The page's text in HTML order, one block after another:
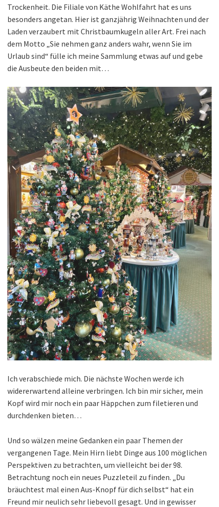
Trockenheit. Die Filiale von Käthe Wohlfahrt hat es uns
besonders angetan. Hier ist ganzjährig Weihnachten und der
Laden verzaubert mit Christbaumkugeln aller Art. Frei nach
dem Motto „Sie nehmen ganz anders wahr, wenn Sie im
Urlaub sind“ fülle ich meine Sammlung etwas auf und gebe
die Ausbeute den beiden mit…
Ich verabschiede mich. Die nächste Wochen werde ich
widererwartend alleine verbringen. Ich bin mir sicher, mein
Kopf wird mir noch ein paar Häppchen zum filetieren und
durchdenken bieten…
Und so wälzen meine Gedanken ein paar Themen der
vergangenen Tage. Mein Hirn liebt Dinge aus 100 möglichen
Perspektiven zu betrachten, um vielleicht bei der 98.
Betrachtung noch ein neues Puzzleteil zu finden. „Du
bräuchtest mal einen Aus-Knopf für dich selbst“ hat ein
Freund mir neulich sehr liebevoll gesagt. Und in gewisser